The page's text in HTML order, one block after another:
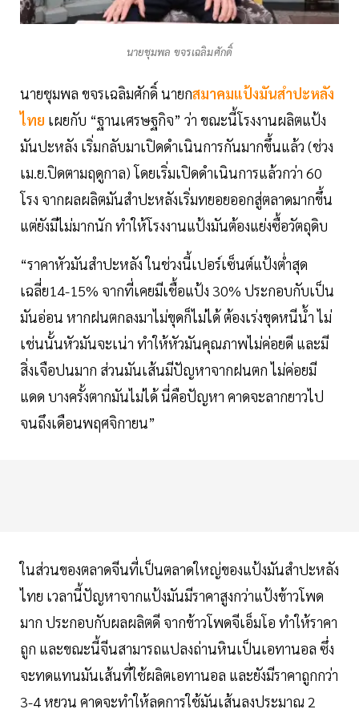
นายชุมพล ขจรเฉลิมศักดิ์
นายชุมพล ขจรเฉลิมศักดิ์ นายกสมาคมแป้งมันสำปะหลัง
ไทย เผยกับ “ฐานเศรษฐกิจ” ว่า ขณะนี้โรงงานผลิตแป้ง
มันปะหลัง เริ่มกลับมาเปิดดำเนินการกันมากขึ้นแล้ว (ช่วง
เม.ย.ปิดตามฤดูกาล) โดยเริ่มเปิดดำเนินการแล้วกว่า 60
โรง จากผลผลิตมันสำปะหลังเริ่มทยอยออกสู่ตลาดมากขึ้น
แต่ยังมีไม่มากนัก ทำให้โรงงานแป้งมันต้องแย่งซื้อวัตถุดิบ
“ราคาหัวมันสำปะหลัง ในช่วงนี้เปอร์เซ็นต์แป้งต่ำสุด
เฉลี่ย14-15% จากที่เคยมีเชื้อแป้ง 30% ประกอบกับเป็น
มันอ่อน หากฝนตกลงมาไม่ขุดก็ไม่ได้ ต้องเร่งขุดหนีน้ำ ไม่
เช่นนั้นหัวมันจะเน่า ทำให้หัวมันคุณภาพไม่ค่อยดี และมี
สิ่งเจือปนมาก ส่วนมันเส้นมีปัญหาจากฝนตก ไม่ค่อยมี
แดด บางครั้งตากมันไม่ได้ นี่คือปัญหา คาดจะลากยาวไป
จนถึงเดือนพฤศจิกายน”
ในส่วนของตลาดจีนที่เป็นตลาดใหญ่ของแป้งมันสำปะหลัง
ไทย เวลานี้ปัญหาจากแป้งมันมีราคาสูงกว่าแป้งข้าวโพด
มาก ประกอบกับผลผลิตดี จากข้าวโพดจีเอ็มโอ ทำให้ราคา
ถูก และขณะนี้จีนสามารถแปลงถ่านหินเป็นเอทานอล ซึ่ง
จะทดแทนมันเส้นที่ใช้ผลิตเอทานอล และยังมีราคาถูกกว่า
3-4 หยวน คาดจะทำให้ลดการใช้มันเส้นลงประมาณ 2